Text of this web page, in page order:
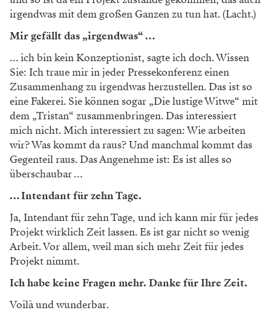
irgendwas mit dem großen Ganzen zu tun hat. (Lacht.)
Mir gefällt das „irgendwas“ …
… ich bin kein Konzeptionist, sagte ich doch. Wissen
Sie: Ich traue mir in jeder Pressekonferenz einen
Zusammenhang zu irgendwas herzustellen. Das ist so
eine Fakerei. Sie können sogar „Die lustige Witwe“ mit
dem „Tristan“ zusammenbringen. Das interessiert
mich nicht. Mich interessiert zu sagen: Wie arbeiten
wir? Was kommt da raus? Und manchmal kommt das
Gegenteil raus. Das Angenehme ist: Es ist alles so
überschaubar …
… Intendant für zehn Tage.
Ja, Intendant für zehn Tage, und ich kann mir für jedes
Projekt wirklich Zeit lassen. Es ist gar nicht so wenig
Arbeit. Vor allem, weil man sich mehr Zeit für jedes
Projekt nimmt.
Ich habe keine Fragen mehr. Danke für Ihre Zeit.
Voilà und wunderbar.